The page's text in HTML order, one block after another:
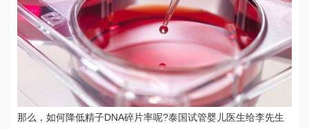
那么，如何降低精子DNA碎片率呢?泰国试管婴儿医生给李先生